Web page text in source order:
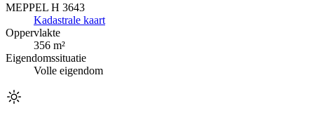
MEPPEL H 3643
Kadastrale kaart
Oppervlakte
356 m²
Eigendomssituatie
Volle eigendom